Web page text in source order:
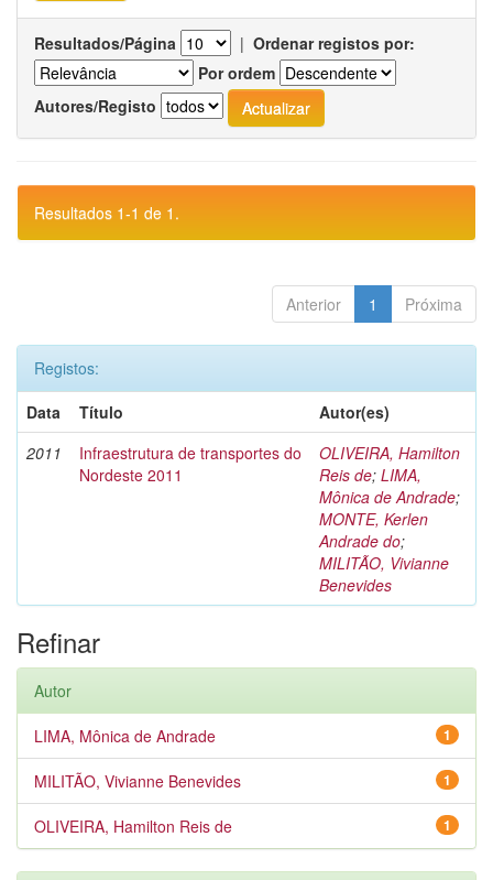
Resultados/Página | Ordenar registos por:
Por ordem
Autores/Registo
Resultados 1-1 de 1.
Anterior 1 Próxima
Registos:
Data
Título
Autor(es)
2011
Infraestrutura de transportes do
Nordeste 2011
OLIVEIRA, Hamilton
Reis de; LIMA,
Mônica de Andrade;
MONTE, Kerlen
Andrade do;
MILITÃO, Vivianne
Benevides
Refinar
Autor
1
LIMA, Mônica de Andrade
1
MILITÃO, Vivianne Benevides
1
OLIVEIRA, Hamilton Reis de